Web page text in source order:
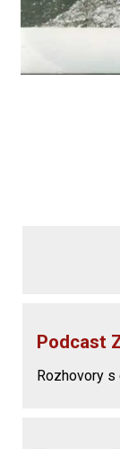
Podcast
Rozhovory s